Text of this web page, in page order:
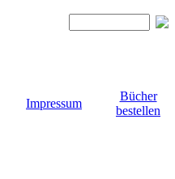
Impressum
Bücher
bestellen